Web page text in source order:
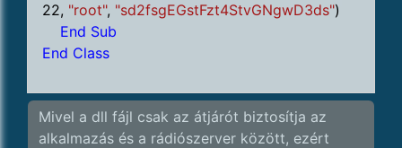
22, "root", "sd2fsgEGstFzt4StvGNgwD3ds")
End Sub
End Class
Mivel a dll fájl csak az átjárót biztosítja az
alkalmazás és a rádiószerver között, ezért